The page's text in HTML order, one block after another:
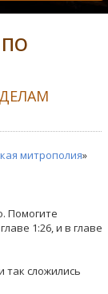
митрополия»
Помогите
1:26, и в главе
так сложились